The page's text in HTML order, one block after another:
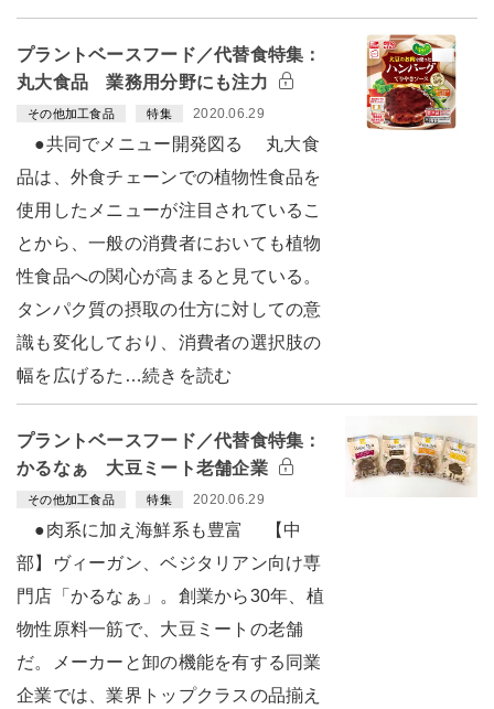
プラントベースフード／代替食特集：
丸大食品 業務用分野にも注力
その他加工食品 特集 2020.06.29
●共同でメニュー開発図る 丸大食
品は、外食チェーンでの植物性食品を
使用したメニューが注目されているこ
とから、一般の消費者においても植物
性食品への関心が高まると見ている。
タンパク質の摂取の仕方に対しての意
識も変化しており、消費者の選択肢の
幅を広げるた…続きを読む
プラントベースフード／代替食特集：
かるなぁ 大豆ミート老舗企業
その他加工食品 特集 2020.06.29
●肉系に加え海鮮系も豊富 【中
部】ヴィーガン、ベジタリアン向け専
門店「かるなぁ」。創業から30年、植
物性原料一筋で、大豆ミートの老舗
だ。メーカーと卸の機能を有する同業
企業では、業界トップクラスの品揃え